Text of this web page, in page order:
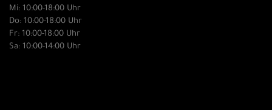
Mi: 10:00-18:00 Uhr
Do: 10:00-18:00 Uhr
Fr: 10:00-18:00 Uhr
Sa: 10:00-14:00 Uhr